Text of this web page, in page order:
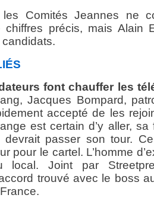
Comités Jeannes ne
chiffres précis, mais Alain
font chauffer les
Jacques Bompard,
accepté de les
est certain d’y aller,
devrait passer son tour.
pour le cartel. L’homme
local. Joint par
trouvé avec le boss